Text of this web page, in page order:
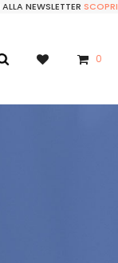
NEWSLETTER SCOPRI
0